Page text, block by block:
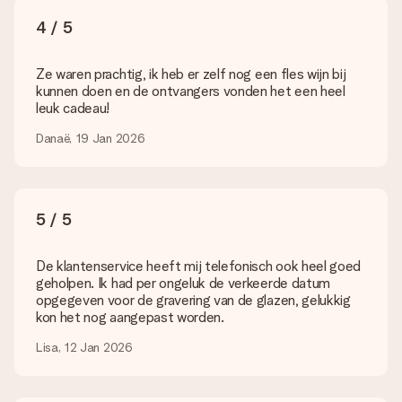
Neem dan even contact op met onze klantenservice, zij
Hoe voeg ik een wenskaartje toe? / Wat houdt het
wenskaartje in?
Door in onze winkelmand op ‘Gratis wenskaartje’ te klikken kun
je een leuk kaartje toevoegen bij je cadeau. Op dit kaartje kun
Momenteel hebben we (nog) geen inpakservice om jouw
gegeven te worden of direct naar de ontvanger te versturen.
Levertijd, bezorgopties en verzendkosten
Kan ik een afleverdatum kiezen?
4 / 5
Ze waren prachtig, ik heb er zelf nog een fles wijn bij
kunnen doen en de ontvangers vonden het een heel
leuk cadeau!
Danaë, 19 Jan 2026
5 / 5
De klantenservice heeft mij telefonisch ook heel goed
geholpen. Ik had per ongeluk de verkeerde datum
opgegeven voor de gravering van de glazen, gelukkig
kon het nog aangepast worden.
Lisa, 12 Jan 2026